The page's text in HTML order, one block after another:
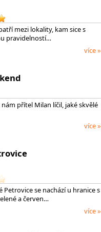
mezi lokality, kam sice s
pravidelností…
více »
přítel Milan líčil, jaké skvělé
více »
Petrovice se nachází u hranice s
a červen…
více »